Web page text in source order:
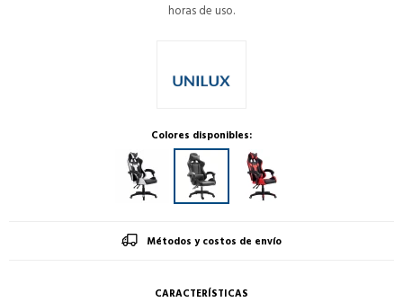
horas de uso.
Colores disponibles:
Métodos y costos de envío
CARACTERÍSTICAS